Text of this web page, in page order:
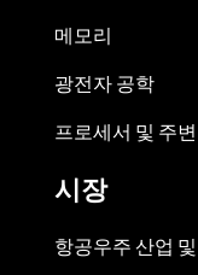
메모리
광전자 공학
프로세서 및 주
시장
항공우주 산업